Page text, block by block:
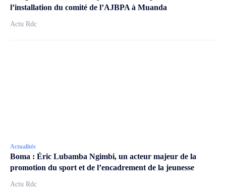
l’installation du comité de l’AJBPA à Muanda
Actu Rdc
Actualités
Boma : Éric Lubamba Ngimbi, un acteur majeur de la
promotion du sport et de l’encadrement de la jeunesse
Actu Rdc